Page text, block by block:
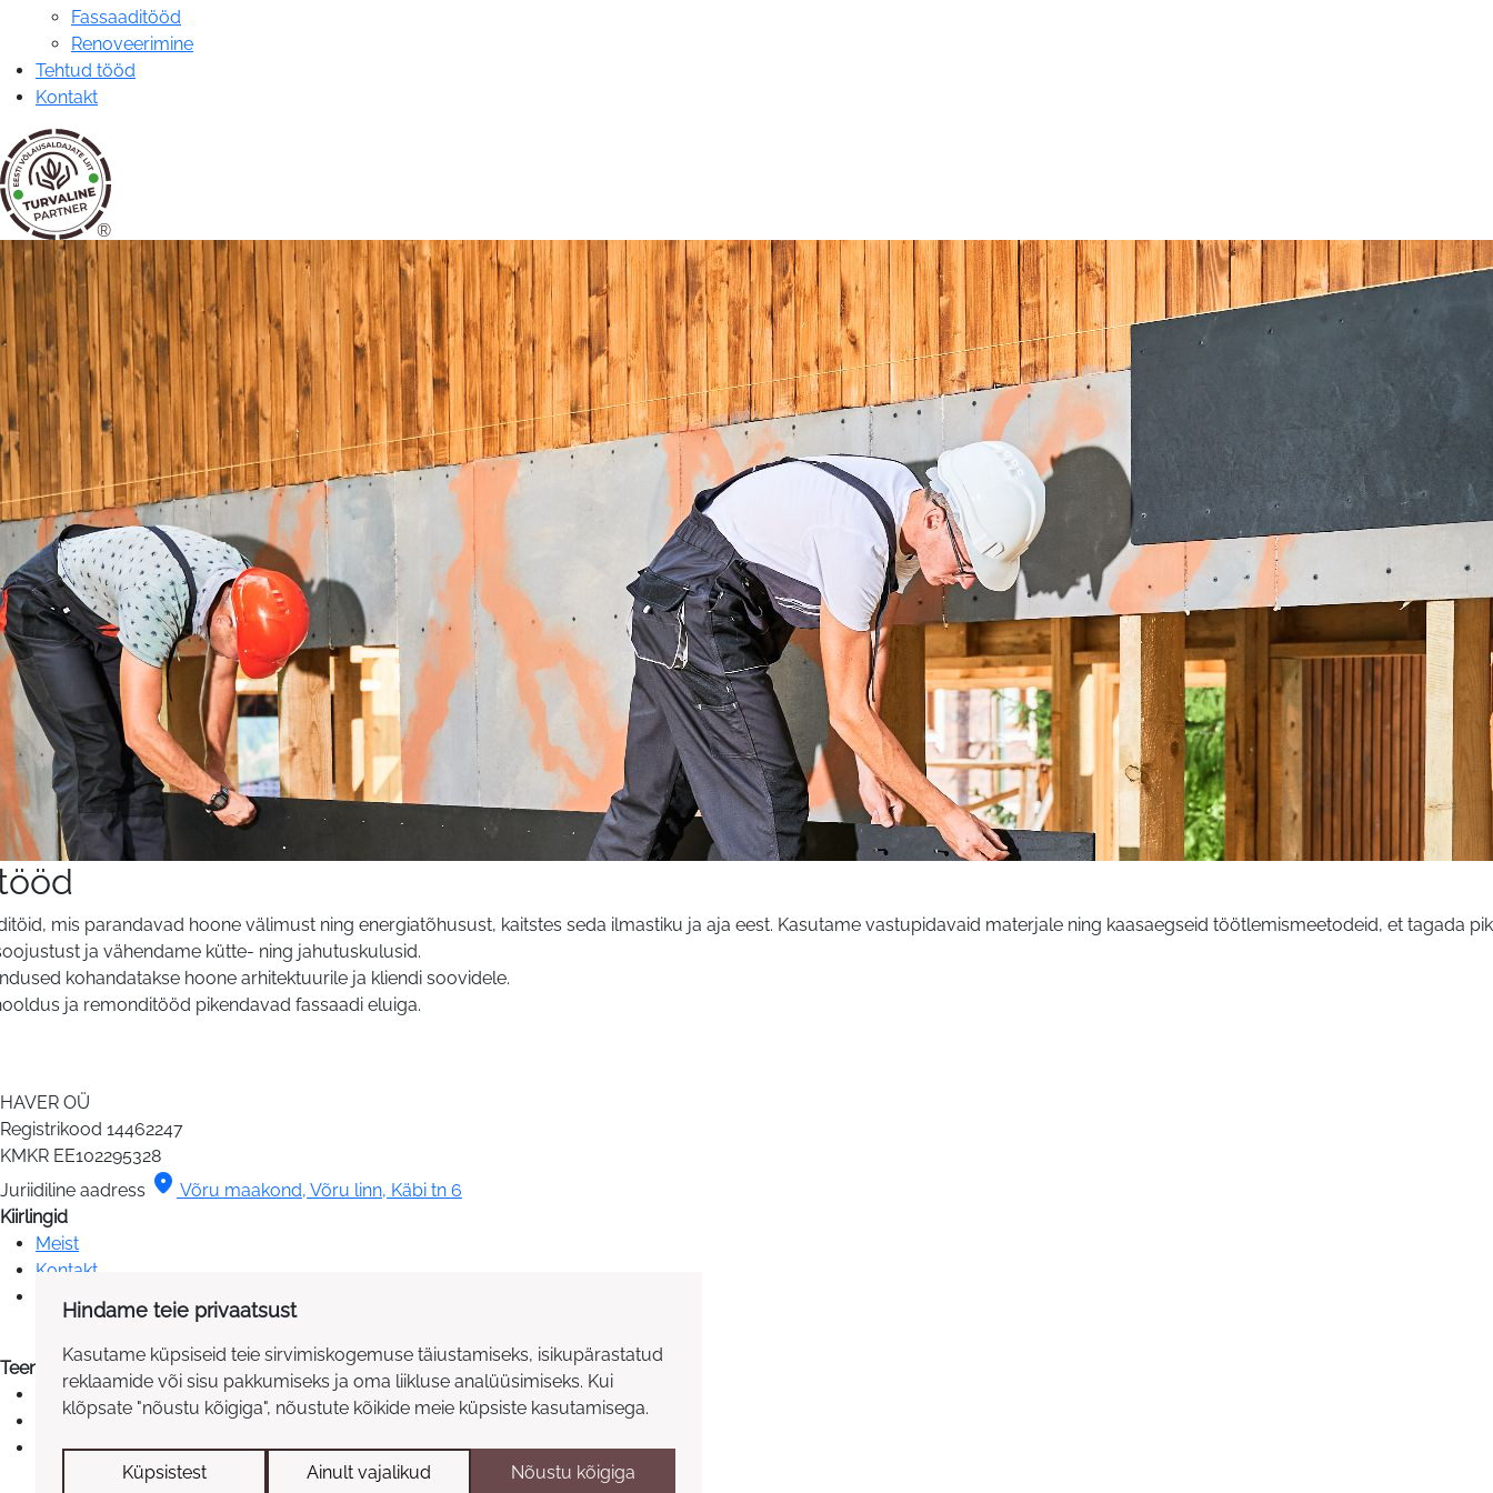
Fassaaditööd
Renoveerimine
Tehtud tööd
Kontakt
®
Fassaaditööd
|
HAVER
OÜ
mis parandavad hoone välimust ning energiatõhusust, kaitstes seda ilmastiku ja aja eest. Kasutame vastupidavaid materjale ning kaasaegseid töötlemismeetodeid, et tagada
ja vähendame kütte- ning jahutuskulusid.
kohandatakse hoone arhitektuurile ja kliendi soovidele.
ja remonditööd pikendavad fassaadi eluiga.
HAVER OÜ
Registrikood 14462247
KMKR EE102295328
Juriidiline aadress location_on Võru maakond, Võru linn, Käbi tn 6
Kiirlingid
Meist
Kontakt
Teenused
Teenused
Siseviimistlus
Fassaaditööd
Renoveerimine
Hindame teie privaatsust
Kasutame küpsiseid teie sirvimiskogemuse täiustamiseks, isikupärastatud
reklaamide või sisu pakkumiseks ja oma liikluse analüüsimiseks. Kui
klõpsate "nõustu kõigiga", nõustute kõikide meie küpsiste kasutamisega.
Nõustu kõigiga
Küpsistest Ainult vajalikud